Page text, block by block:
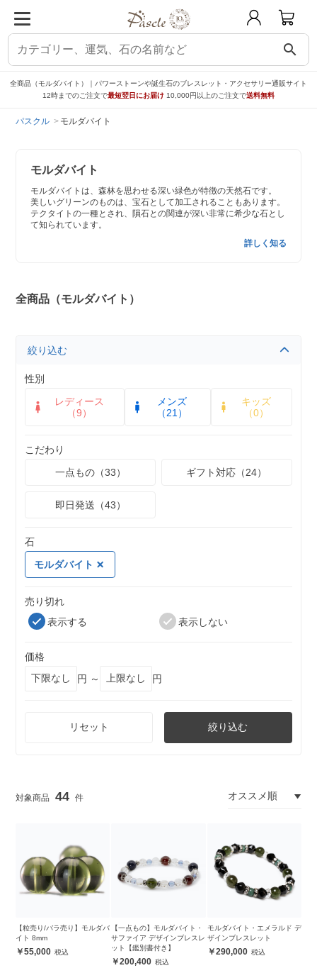
search
全商品（モルダバイト）｜パワーストーンや誕生石のブレスレット・アクセサリー通販サイト
12時までのご注文で最短翌日にお届け 10,000円以上のご注文で送料無料
パスクル モルダバイト
モルダバイト
モルダバイトは、森林を思わせる深い緑色が特徴の天然石です。
美しいグリーンのものは、宝石として加工されることもあります。
テクタイトの一種とされ、隕石との関連が深い非常に希少な石とし
て知られています。
詳しく知る
全商品（モルダバイト）
絞り込む
性別
レディース
（9）
メンズ
（21）
キッズ
（0）
こだわり
一点もの（33）
ギフト対応（24）
即日発送（43）
石
モルダバイト
売り切れ
表示する
表示しない
価格
円 ～
円
リセット 絞り込む
44
【粒売り/バラ売り】モルダバ
イト 8mm
55,000
【一点もの】モルダバイト・
サファイア デザインブレスレ
ット【鑑別書付き】
200,400
モルダバイト・エメラルド デ
ザインブレスレット
290,000